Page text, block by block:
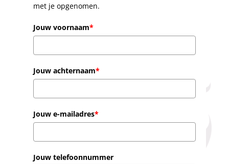
met je opgenomen.
Jouw voornaam*
Jouw achternaam*
Jouw e-mailadres*
Jouw telefoonnummer